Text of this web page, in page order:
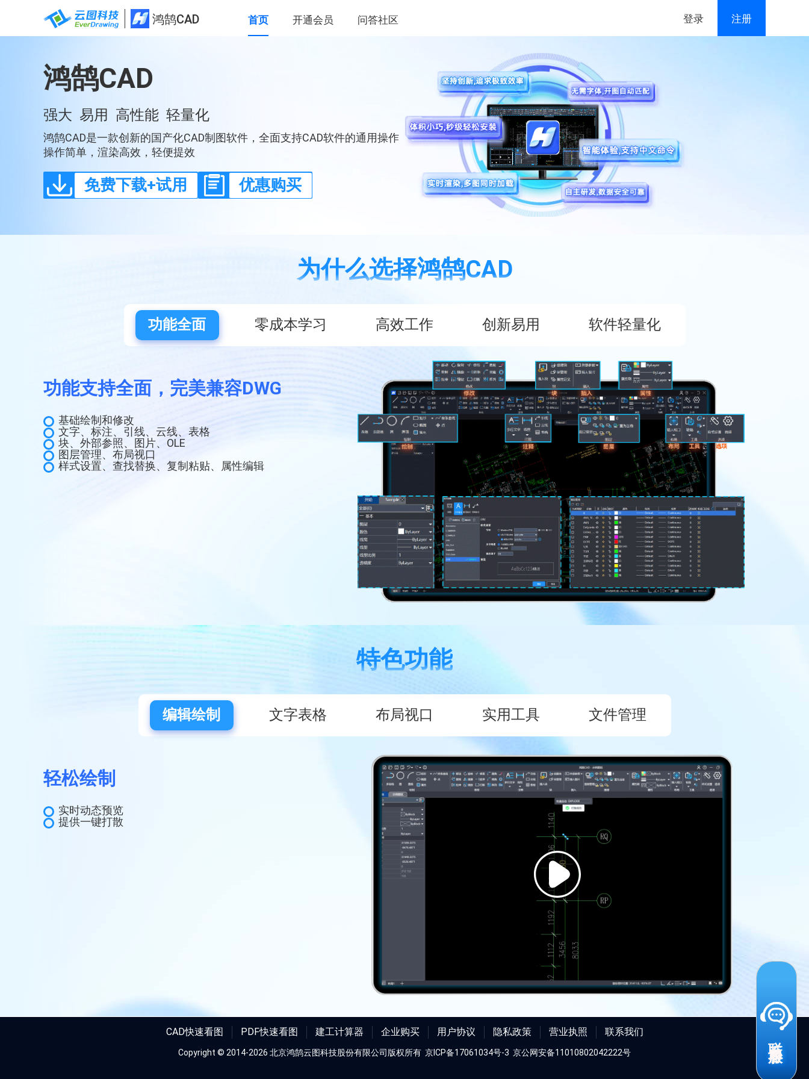
鸿鹄CAD 首页 开通会员 问答社区 登录 注册
鸿鹄CAD
强大 易用 高性能 轻量化
鸿鹄CAD是一款创新的国产化CAD制图软件，全面支持CAD软件的通用操作
操作简单，渲染高效，轻便提效
免费下载+试用 优惠购买
为什么选择鸿鹄CAD
功能全面 零成本学习 高效工作 创新易用 软件轻量化
功能支持全面，完美兼容DWG
基础绘制和修改
文字、标注、引线、云线、表格
块、外部参照、图片、OLE
图层管理、布局视口
样式设置、查找替换、复制粘贴、属性编辑
特色功能
编辑绘制 文字表格 布局视口 实用工具 文件管理
轻松绘制
实时动态预览
提供一键打散
CAD快速看图 PDF快速看图 建工计算器 企业购买 用户协议 隐私政策 营业执照 联系我们
Copyright © 2014-2026 北京鸿鹄云图科技股份有限公司版权所有 京ICP备17061034号-3 京公网安备11010802042222号